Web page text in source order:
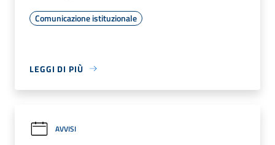
Comunicazione istituzionale
LEGGI DI PIÙ
AVVISI